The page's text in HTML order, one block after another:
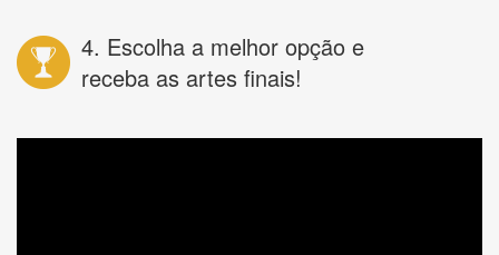
4. Escolha a melhor opção e
receba as artes finais!